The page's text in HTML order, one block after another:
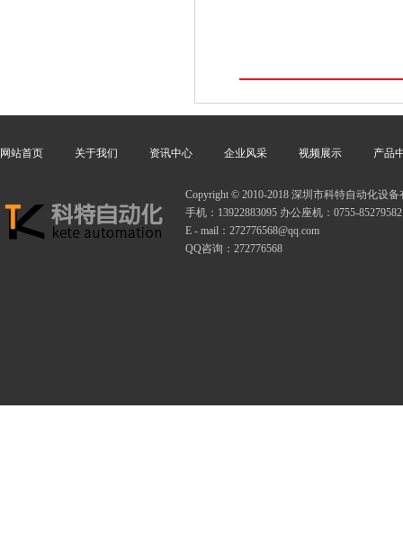
网站首页 关于我们 资讯中心 企业风采 视频展示 产品
Copyright © 2010-2018 深圳市科特自动化设
手机：13922883095 办公座机：0755-85279582
E - mail：272776568@qq.com
QQ咨询：272776568